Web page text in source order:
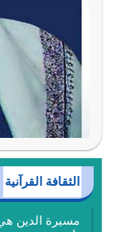
الثقافة القرآنية
مسيرة الدين هي